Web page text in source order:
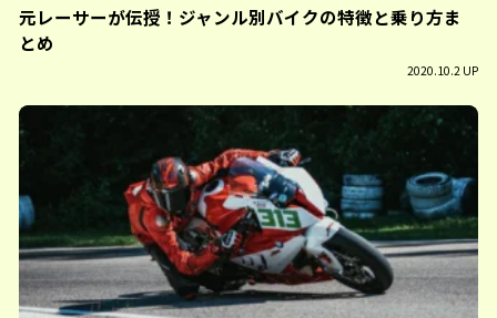
元レーサーが伝授！ジャンル別バイクの特徴と乗り方ま
とめ
2020.10.2 UP